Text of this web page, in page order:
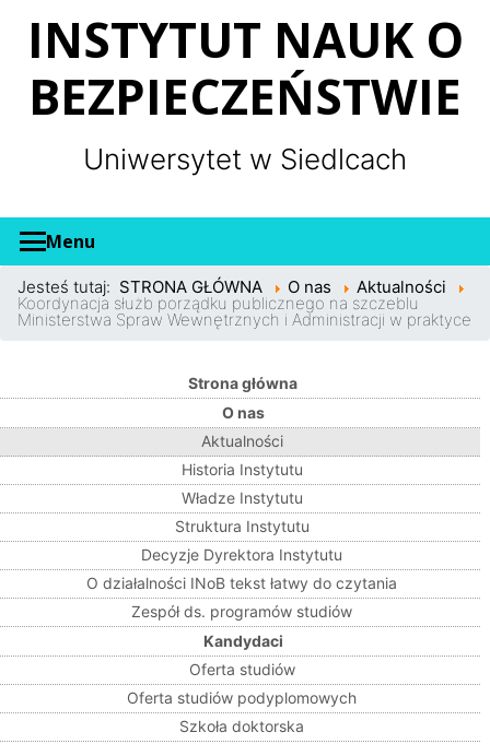
INSTYTUT NAUK O
BEZPIECZEŃSTWIE
Uniwersytet w Siedlcach
Menu
Jesteś tutaj: STRONA GŁÓWNA O nas Aktualności
Koordynacja służb porządku publicznego na szczeblu
Ministerstwa Spraw Wewnętrznych i Administracji w praktyce
Strona główna
O nas
Aktualności
Historia Instytutu
Władze Instytutu
Struktura Instytutu
Decyzje Dyrektora Instytutu
O działalności INoB tekst łatwy do czytania
Zespół ds. programów studiów
Kandydaci
Oferta studiów
Oferta studiów podyplomowych
Szkoła doktorska